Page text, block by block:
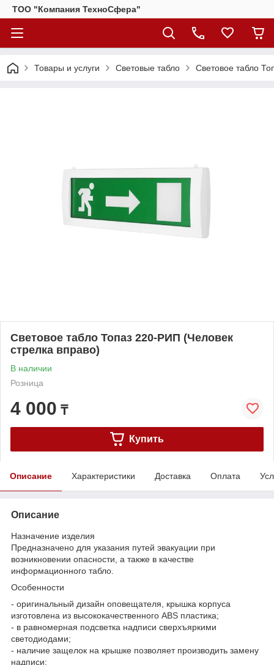
ТОО "Компания ТехноСфера"
Товары и услуги Световые табло Световое табло
Световое табло Топаз 220-РИП (Человек
стрелка вправо)
В наличии
Розница
4 000 ₸
Купить
Описание Характеристики Доставка Оплата
Описание
Назначение изделия
Предназначено для указания путей эвакуации при
возникновении опасности, а также в качестве
информационного табло.
Особенности
- оригинальный дизайн оповещателя, крышка корпуса
изготовлена из высококачественного ABS пластика;
- в равномерная подсветка надписи сверхъяркими
светодиодами;
- наличие защелок на крышке позволяет производить замену
надписи;